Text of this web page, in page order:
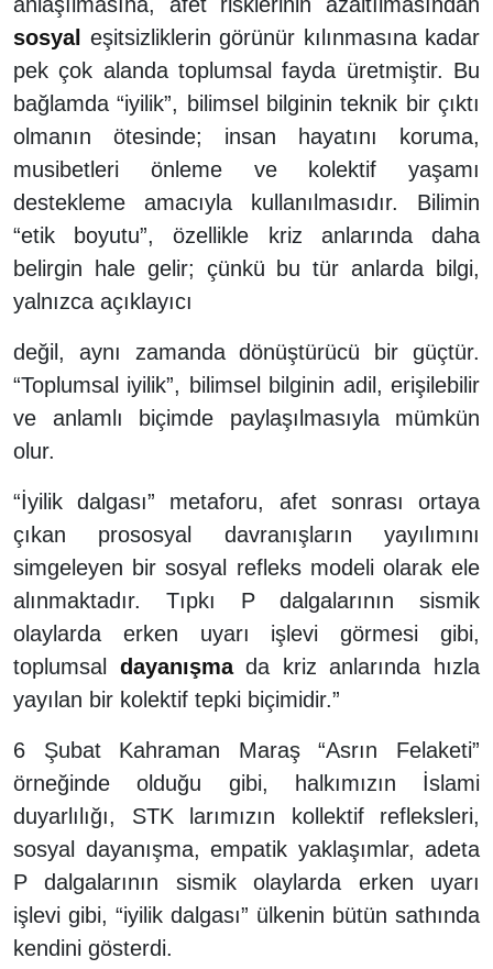
sosyal eşitsizliklerin görünür kılınmasına kadar
pek çok alanda toplumsal fayda üretmiştir. Bu
bağlamda “iyilik”, bilimsel bilginin teknik bir çıktı
olmanın ötesinde; insan hayatını koruma,
musibetleri önleme ve kolektif yaşamı
destekleme amacıyla kullanılmasıdır. Bilimin
“etik boyutu”, özellikle kriz anlarında daha
belirgin hale gelir; çünkü bu tür anlarda bilgi,
yalnızca açıklayıcı
değil, aynı zamanda dönüştürücü bir güçtür.
“Toplumsal iyilik”, bilimsel bilginin adil, erişilebilir
ve anlamlı biçimde paylaşılmasıyla mümkün
olur.
“İyilik dalgası” metaforu, afet sonrası ortaya
çıkan prososyal davranışların yayılımını
simgeleyen bir sosyal refleks modeli olarak ele
alınmaktadır. Tıpkı P dalgalarının sismik
olaylarda erken uyarı işlevi görmesi gibi,
toplumsal dayanışmada kriz anlarında hızla
yayılan bir kolektif tepki biçimidir.”
6 Şubat Kahraman Maraş “Asrın Felaketi”
örneğinde olduğu gibi, halkımızın İslami
duyarlılığı, STK larımızın kollektif refleksleri,
sosyal dayanışma, empatik yaklaşımlar, adeta
P dalgalarının sismik olaylarda erken uyarı
işlevi gibi, “iyilik dalgası” ülkenin bütün sathında
kendini gösterdi.